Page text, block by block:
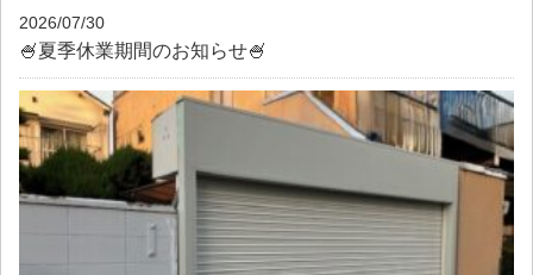
2026/07/30
🍧夏季休業期間のお知らせ🍧